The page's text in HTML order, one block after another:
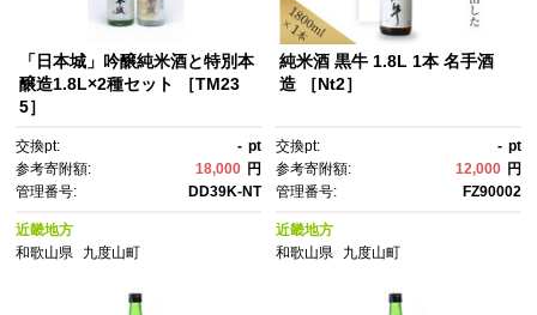
「日本城」吟醸純米酒と特別本
醸造1.8L×2種セット ［TM23
5］
交換pt: - pt
参考寄附額:
18,000 円
管理番号:
DD39K-NT
近畿地方
和歌山県
九度山町
純米酒 黒牛 1.8L 1本 名手酒
造 ［Nt2］
交換pt: - pt
参考寄附額:
12,000 円
管理番号:
FZ90002
近畿地方
和歌山県
九度山町